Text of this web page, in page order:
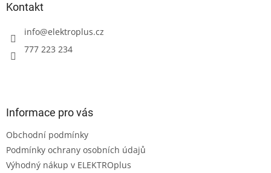
Kontakt
info@elektroplus.cz
777 223 234
Informace pro vás
Obchodní podmínky
Podmínky ochrany osobních údajů
Výhodný nákup v ELEKTROplus